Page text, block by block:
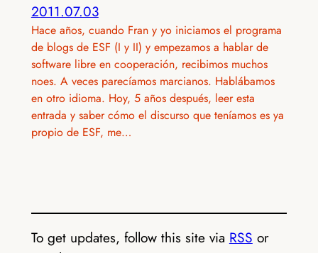
2011.07.03
Hace años, cuando Fran y yo iniciamos el programa
de blogs de ESF (I y II) y empezamos a hablar de
software libre en cooperación, recibimos muchos
noes. A veces parecíamos marcianos. Hablábamos
en otro idioma. Hoy, 5 años después, leer esta
entrada y saber cómo el discurso que teníamos es ya
propio de ESF, me…
To get updates, follow this site via RSS or